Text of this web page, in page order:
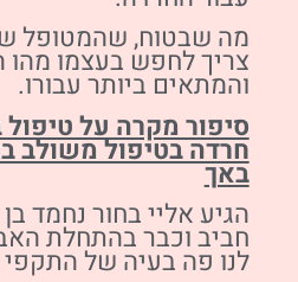
מה שבטוח, שהמטופל
צריך לחפש בעצמו מהו
והמתאים ביותר עבורו.
סיפור מקרה על
חרדה בטיפול משולב
באך
חביב וכבר בהתחלת
לנו פה בעיה של התקפי